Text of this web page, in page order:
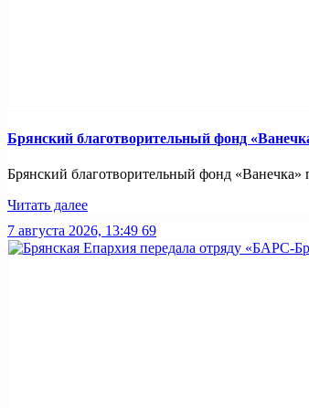
Брянский благотворительный фонд
Брянский благотворительный фонд «Ванечка»
Читать далее
7 августа 2026, 13:49 69